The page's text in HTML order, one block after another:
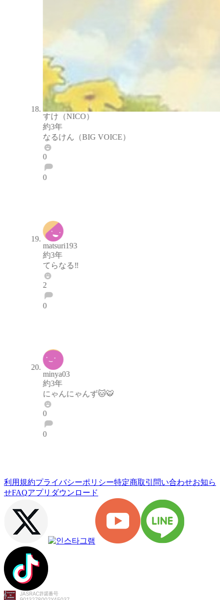
すけ（NICO）
約3年
なるけん（BIG VOICE）
0
0
matsuri193
約3年
てらなる‼️
2
0
minya03
約3年
にゃんにゃんず🐱🐯
0
0
利用規約プライバシーポリシー特定商取引 問い合わせお知ら
せFAQアプリダウンロード